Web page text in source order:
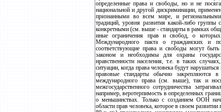
определенные права и свободы, но и не
национальной и другой дискриминации,
признанными во всем мире, и
традиций, уровня развития какой-либо
конкретными (см. выше - стандарты в рамках
иные ограничения прав и свобод, о
Международного пакта о гражданских и
соответствующие права и свободы могут
законом и необходимы для охраны
нравственности населения, т.е. в таких
ситуации, когда права человека будут
правовые стандарты обычно закрепляются
международного права (см. выше), так и
межгосударственного сотрудничества
например, веротерпимость в определенных
о меньшинствах. Только с созданием ООН
области прав человека, которое в своем